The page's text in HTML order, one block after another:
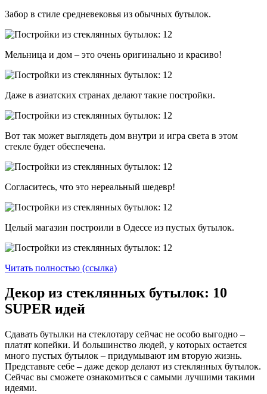
Забор в стиле средневековья из обычных бутылок.
Мельница и дом – это очень оригинально и красиво!
Даже в азиатских странах делают такие постройки.
Вот так может выглядеть дом внутри и игра света в этом
стекле будет обеспечена.
Согласитесь, что это нереальный шедевр!
Целый магазин построили в Одессе из пустых бутылок.
Читать полностью (ссылка)
Декор из стеклянных бутылок: 10
SUPER идей
Сдавать бутылки на стеклотару сейчас не особо выгодно –
платят копейки. И большинство людей, у которых остается
много пустых бутылок – придумывают им вторую жизнь.
Представьте себе – даже декор делают из стеклянных бутылок.
Сейчас вы сможете ознакомиться с самыми лучшими такими
идеями.